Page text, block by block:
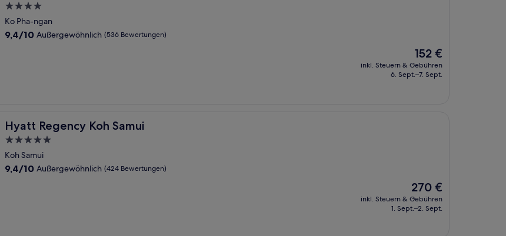
4.0-
Sterne-
Unterkunft
Ko Pha-ngan
9.4
9,4/10 Außergewöhnlich (536 Bewertungen)
Der
Preis
beträgt
152 €
inkl. Steuern & Gebühren
6. Sept.–7. Sept.
Hyatt Regency Koh Samui
Hyatt Regency Koh Samui
5.0-
Sterne-
Unterkunft
Koh Samui
9.4
9,4/10 Außergewöhnlich (424 Bewertungen)
Der
Preis
beträgt
270 €
inkl. Steuern & Gebühren
1. Sept.–2. Sept.